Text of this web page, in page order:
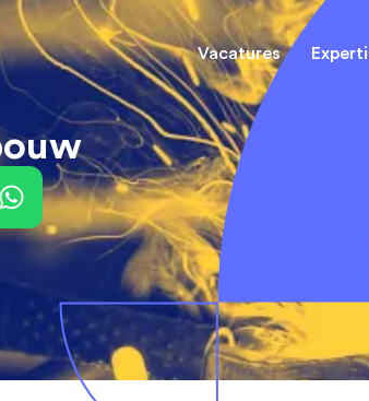
Vacatures
(Field) Service Engineers
Software & Electrical
Engineers
Monteurs binnendienst
(Field) Service Engineers
Software & Electrical
Engineers
Monteurs binnendienst